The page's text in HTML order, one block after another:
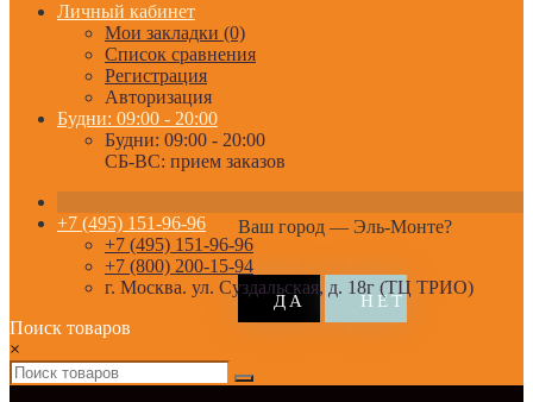
Личный кабинет
Мои закладки (0)
Список сравнения
Регистрация
Авторизация
Будни: 09:00 - 20:00
Будни: 09:00 - 20:00
СБ-ВС: прием заказов
Ваш город — Эль-Монте?
+7 (495) 151-96-96
+7 (495) 151-96-96
+7 (800) 200-15-94
г. Москва. ул. Суздальская, д. 18г (ТЦ ТРИО)
Поиск товаров
×